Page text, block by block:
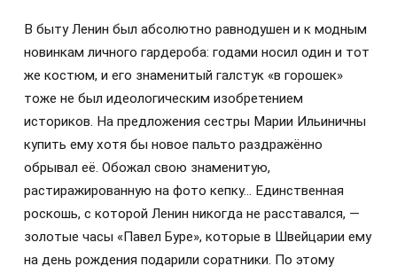
В быту Ленин был абсолютно равнодушен и к модным
новинкам личного гардероба: годами носил один и тот
же костюм, и его знаменитый галстук «в горошек»
тоже не был идеологическим изобретением
историков. На предложения сестры Марии Ильиничны
купить ему хотя бы новое пальто раздражённо
обрывал её. Обожал свою знаменитую,
растиражированную на фото кепку… Единственная
роскошь, с которой Ленин никогда не расставался, —
золотые часы «Павел Буре», которые в Швейцарии ему
на день рождения подарили соратники. По этому